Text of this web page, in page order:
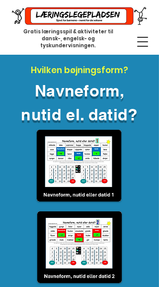
Gratis læringsspil & aktiviteter til
dansk-, engelsk- og
tyskundervisningen.
Hvilken bøjningsform?
Navneform,
nutid el. datid?